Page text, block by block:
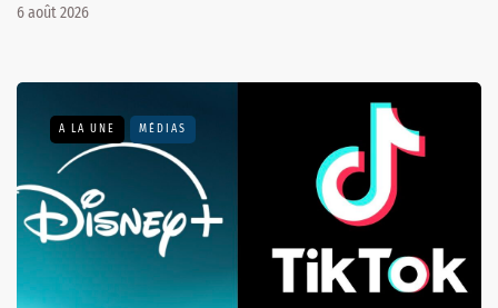
6 août 2026
A LA UNE MÉDIAS